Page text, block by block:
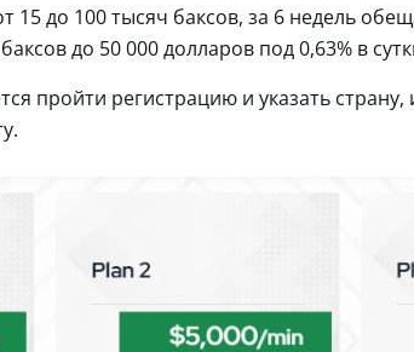
до 100 тысяч баксов, за 6 недель
до 50 000 долларов под 0,63% в
пройти регистрацию и указать